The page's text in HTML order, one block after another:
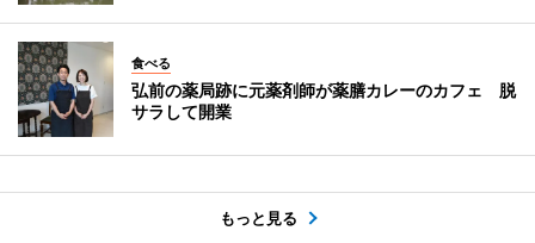
食べる
弘前の薬局跡に元薬剤師が薬膳カレーのカフェ 脱
サラして開業
もっと見る